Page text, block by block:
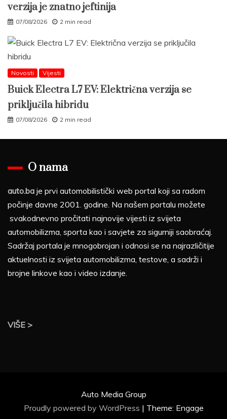
verzija je znatno jeftinija
07/08/2026 2 min read
Novosti Vijesti
Buick Electra L7 EV: Električna verzija se
priključila hibridu
07/08/2026 2 min read
O nama
auto.ba je prvi automobilistički web portal koji sa radom
počinje davne 2001. godine. Na našem portalu možete
svakodnevno pročitati najnovije vijesti iz svijeta
automobilizma, sporta kao i savjete za sigurniji saobraćaj.
Sadržaj portala je mnogobrojan i odnosi se na najrazličitije
aktuelnosti iz svijeta automobilizma, testove, a sadrži i
brojne linkove kao i video izdanje.
VIŠE >
Auto Media Group
Proudly powered by WordPress | Theme: Engage